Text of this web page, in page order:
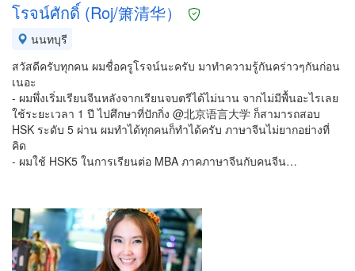
โรจน์ศักดิ์ (Roj/箫清华）
นนทบุรี
สวัสดีครับทุกคน ผมชื่อครูโรจน์นะครับ มาทำความรู้กันคร่าวๆกันก่อน
เนอะ
- ผมพึ่งเริ่มเรียนจีนหลังจากเรียนจบตรีได้ไม่นาน จากไม่มีพื้นอะไรเลย
ใช้ระยะเวลา 1 ปี ไปศึกษาที่ปักกิ่ง @北京语言大学 ก็สามารถสอบ
HSK ระดับ 5 ผ่าน ผมทำได้ทุกคนก็ทำได้ครับ ภาษาจีนไม่ยากอย่างที่
คิด
- ผมใช้ HSK5 ในการเรียนต่อ MBA ภาคภาษาจีนกับคนจีน…